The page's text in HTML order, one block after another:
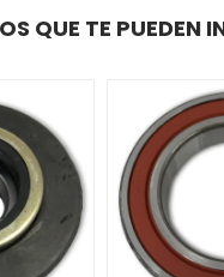
QUE TE PUEDEN